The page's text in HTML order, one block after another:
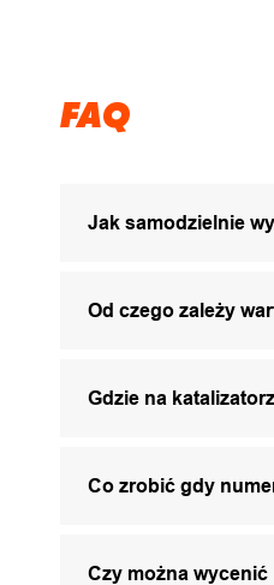
FAQ
Jak samodzielnie
Od czego zależy
Gdzie na
Co zrobić gdy
Czy można